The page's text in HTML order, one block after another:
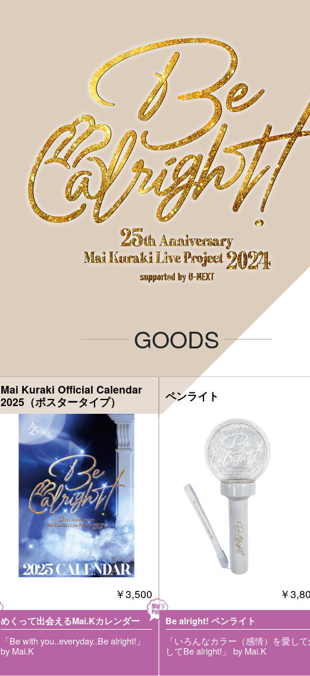
GOODS
Mai Kuraki Official Calendar
2025（ポスタータイプ）
￥3,500
めくって出会えるMai.Kカレンダー
「Be with you..everyday..Be alright!」
by Mai.K
ペンライト
￥
Be alright! ペンライト
「いろんなカラー（感情）を愛し
してBe alright!」 by Mai.K